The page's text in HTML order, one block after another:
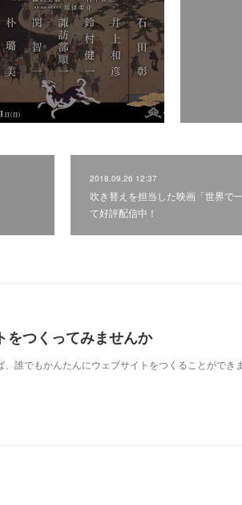
2018.09.26 12:37
吹き替えを担当した映画「世界で
て好評配信中！
をつくってみませんか
誰でもかんたんにウェブサイトをつくることができま